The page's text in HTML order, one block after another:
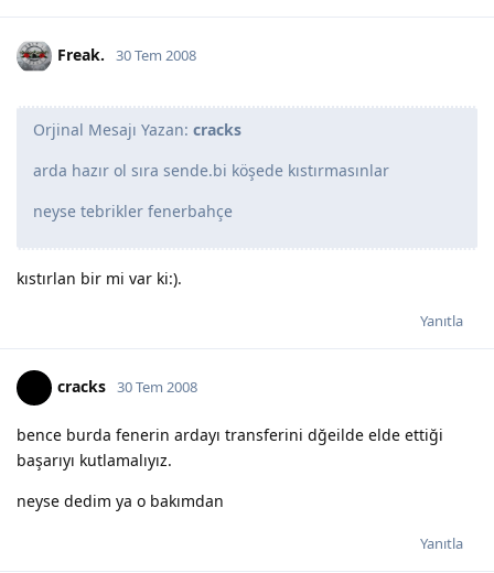
Freak. 30 Tem 2008
Orjinal Mesajı Yazan: cracks
arda hazır ol sıra sende.bi köşede kıstırmasınlar
neyse tebrikler fenerbahçe
kıstırlan bir mi var ki:).
Yanıtla
cracks 30 Tem 2008
bence burda fenerin ardayı transferini dğeilde elde ettiği
başarıyı kutlamalıyız.
neyse dedim ya o bakımdan
Yanıtla